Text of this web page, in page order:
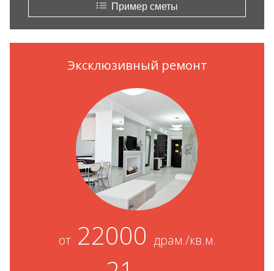
Пример сметы
Эксклюзивный ремонт
от22000 драм./кв.м.